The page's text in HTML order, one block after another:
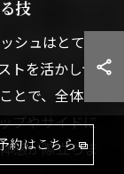
技
シュはとても
を活かしつ
で、全体の
プやサイドに
感が際立ちま
約はこちら